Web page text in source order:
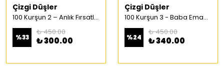
Çizgi Düşler
100 Kurşun 2 – Anlık Fırsatlar Türkçe Çizgi Roman
%33
₺ 450.00
₺ 300.00
Çizgi Düşler
100 Kurşun 3 - Baba Emaneti Türkçe Çizgi Roman
%24
₺ 450.00
₺ 340.00